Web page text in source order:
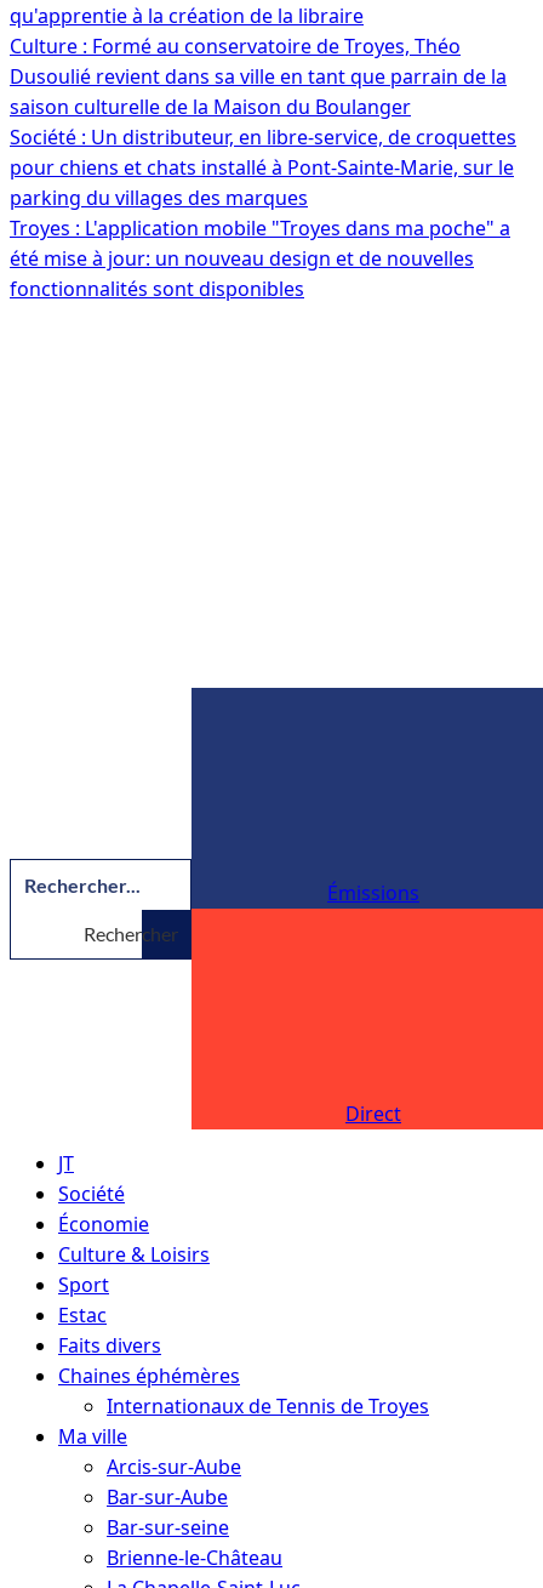
qu'apprentie à la création de la libraire
Culture : Formé au conservatoire de Troyes, Théo
Dusoulié revient dans sa ville en tant que parrain de la
saison culturelle de la Maison du Boulanger
Société : Un distributeur, en libre-service, de croquettes
pour chiens et chats installé à Pont-Sainte-Marie, sur le
parking du villages des marques
Troyes : L'application mobile "Troyes dans ma poche" a
été mise à jour: un nouveau design et de nouvelles
fonctionnalités sont disponibles
Rechercher
Émissions
Direct
JT
Société
Économie
Culture & Loisirs
Sport
Estac
Faits divers
Chaines éphémères
Internationaux de Tennis de Troyes
Ma ville
Arcis-sur-Aube
Bar-sur-Aube
Bar-sur-seine
Brienne-le-Château